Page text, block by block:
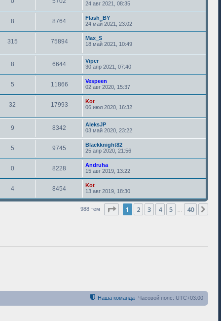
24 авг 2021, 08:35
8 8764
Flash_BY
24 май 2021, 23:02
315 75894
Max_S
18 май 2021, 10:49
8 6644
Viper
30 апр 2021, 07:40
5 11866
Vespeen
02 авг 2020, 15:37
32 17993
Kot
06 июл 2020, 16:32
9 8342
AleksJP
03 май 2020, 23:22
5 9745
Blackknight82
25 апр 2020, 21:56
0 8228
Andruha
15 авг 2019, 13:22
4 8454
Kot
13 авг 2019, 18:30
988 тем Страница из 40
1 2 3 4 5 40
Часовой пояс: UTC+03:00
Наша команда